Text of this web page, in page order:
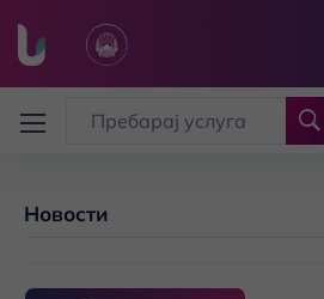
Новости